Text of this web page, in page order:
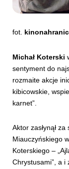
fot.
Michał Koterski
sentyment do
rozmaite akcje
kibicowskie,
karnet”.
Aktor zasłynął
Miauczyńskiego
Koterskiego –
Chrystusami”, a i